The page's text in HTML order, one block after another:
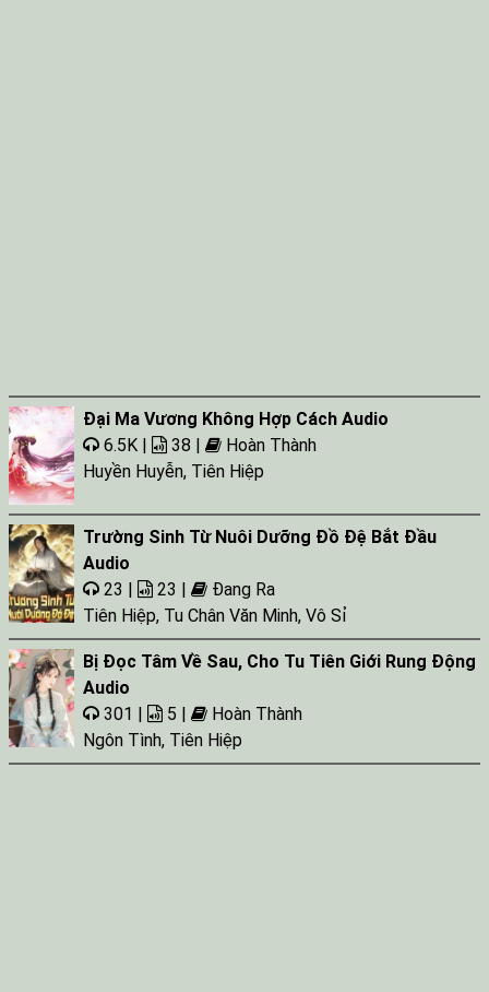
Đại Ma Vương Không Hợp Cách Audio
6.5K |
38 |
Hoàn Thành
Huyền Huyễn, Tiên Hiệp
Trường Sinh Từ Nuôi Dưỡng Đồ Đệ Bắt Đầu
Audio
23 |
23 |
Đang Ra
Tiên Hiệp, Tu Chân Văn Minh, Vô Sỉ
Bị Đọc Tâm Về Sau, Cho Tu Tiên Giới Rung Động
Audio
301 |
5 |
Hoàn Thành
Ngôn Tình, Tiên Hiệp